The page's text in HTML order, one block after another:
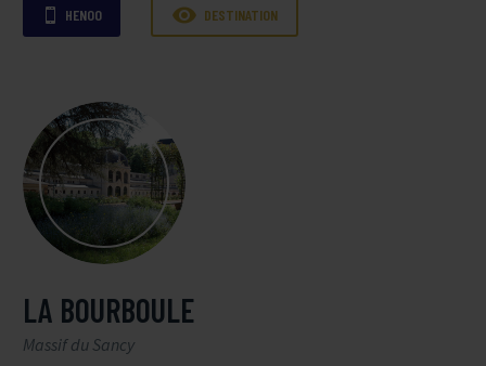
 HENOO  DESTINATION
LA BOURBOULE
Massif du Sancy